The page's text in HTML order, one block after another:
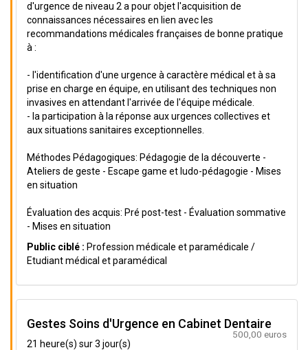
d'urgence de niveau 2 a pour objet l'acquisition de
connaissances nécessaires en lien avec les
recommandations médicales françaises de bonne pratique
à :
- l'identification d'une urgence à caractère médical et à sa
prise en charge en équipe, en utilisant des techniques non
invasives en attendant l'arrivée de l'équipe médicale.
- la participation à la réponse aux urgences collectives et
aux situations sanitaires exceptionnelles.
Méthodes Pédagogiques: Pédagogie de la découverte -
Ateliers de geste - Escape game et ludo-pédagogie - Mises
en situation
Évaluation des acquis: Pré post-test - Évaluation sommative
- Mises en situation
Public ciblé : Profession médicale et paramédicale /
Etudiant médical et paramédical
Gestes Soins d'Urgence en Cabinet Dentaire
500,00 euros
21 heure(s) sur 3 jour(s)